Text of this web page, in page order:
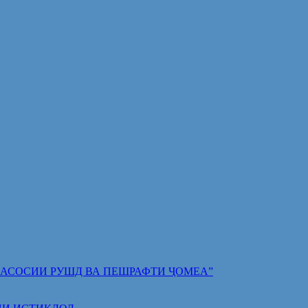
АСОСИИ РУШД ВА ПЕШРАФТИ ҶОМЕА”